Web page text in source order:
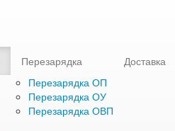
Перезарядка
Перезарядка ОП
Перезарядка ОУ
Перезарядка ОВП
Доставка